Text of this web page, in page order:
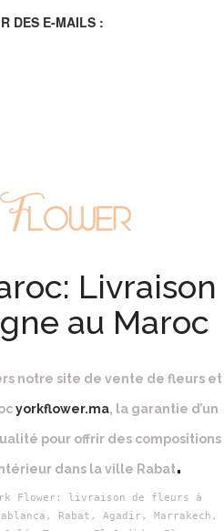
DES E-MAILS :
Livraison
au Maroc
notre site de vente de fleurs et
yorkflower.ma, la garantie d’un
pour offrir des compositions
dans la ville Rabat.
Flower: livraison de fleurs à
Rabat, Agadir, Marrakech,